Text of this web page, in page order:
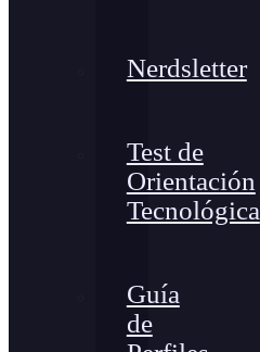
Nerdsletter
Test de
Orientación
Tecnológica
Guía
de